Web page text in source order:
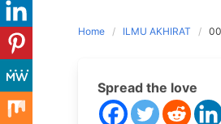
Home ILMU AKHIRAT
Spread the love